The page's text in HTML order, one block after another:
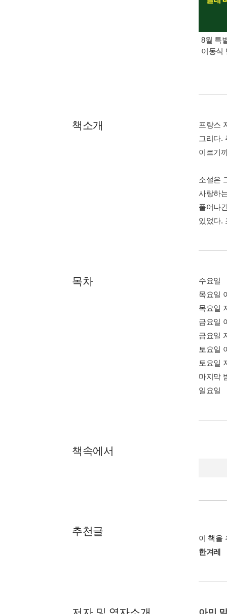
8월 특
이동식
책소개
프랑스
그리다.
이르기
소설은
사랑하
풀어나
있었다.
목차
수요일
목요일
목요일
금요일
금요일
토요일
토요일
마지막
일요일
책속에서
확신하
이 겪을
우리는